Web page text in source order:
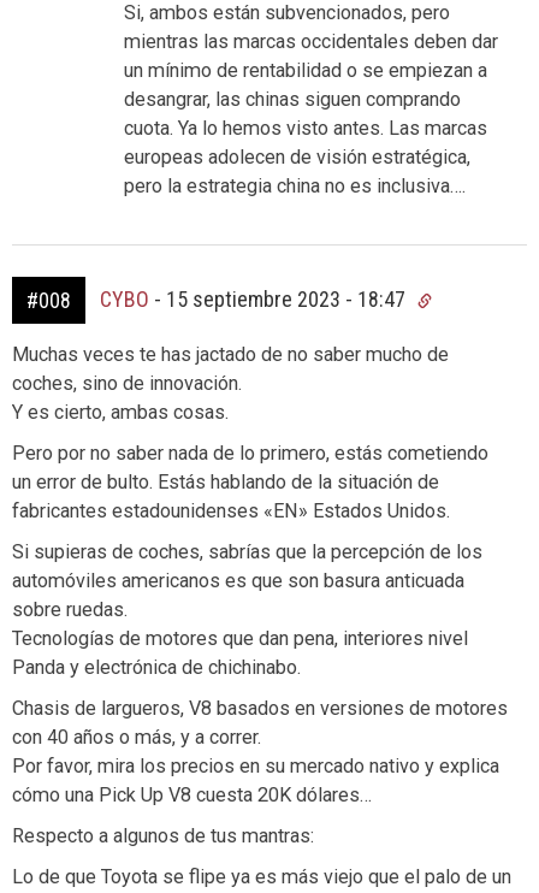
Si, ambos están subvencionados, pero
mientras las marcas occidentales deben dar
un mínimo de rentabilidad o se empiezan a
desangrar, las chinas siguen comprando
cuota. Ya lo hemos visto antes. Las marcas
europeas adolecen de visión estratégica,
pero la estrategia china no es inclusiva….
#008 CYBO - 15 septiembre 2023 - 18:47
Muchas veces te has jactado de no saber mucho de
coches, sino de innovación.
Y es cierto, ambas cosas.
Pero por no saber nada de lo primero, estás cometiendo
un error de bulto. Estás hablando de la situación de
fabricantes estadounidenses «EN» Estados Unidos.
Si supieras de coches, sabrías que la percepción de los
automóviles americanos es que son basura anticuada
sobre ruedas.
Tecnologías de motores que dan pena, interiores nivel
Panda y electrónica de chichinabo.
Chasis de largueros, V8 basados en versiones de motores
con 40 años o más, y a correr.
Por favor, mira los precios en su mercado nativo y explica
cómo una Pick Up V8 cuesta 20K dólares…
Respecto a algunos de tus mantras:
Lo de que Toyota se flipe ya es más viejo que el palo de un